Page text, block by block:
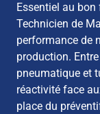
Essentiel au
Technicien de
performance de
production.
pneumatique et
réactivité face
place du